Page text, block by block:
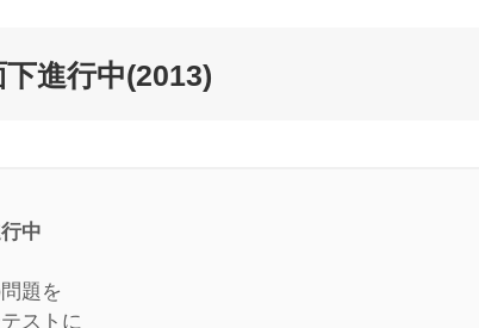
進行中(2013)
中
題を
ストに